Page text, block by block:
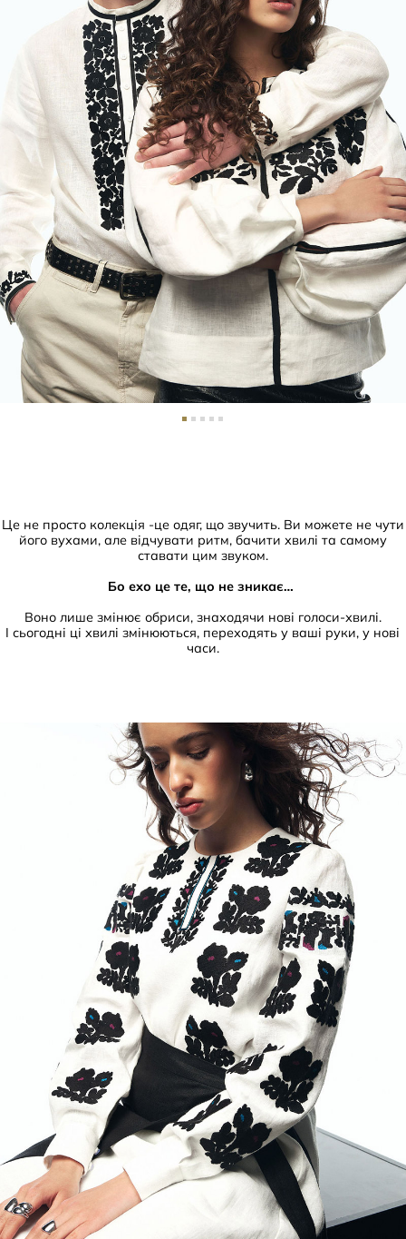
Це не просто колекція -це одяг, що звучить. Ви можете не чути
його вухами, але відчувати ритм, бачити хвилі та самому
ставати цим звуком.
Бо ехо це те, що не зникає…
Воно лише змінює обриси, знаходячи нові голоси-хвилі.
І сьогодні ці хвилі змінюються, переходять у ваші руки, у нові
часи.